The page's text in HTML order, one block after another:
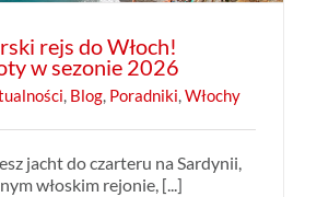
rejs do Włoch!
w sezonie 2026
, Blog, Poradniki,Włochy
jacht do czarteru na Sardynii,
włoskim rejonie, [...]